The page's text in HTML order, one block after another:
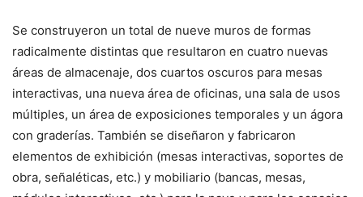
Se construyeron un total de nueve muros de formas
radicalmente distintas que resultaron en cuatro nuevas
áreas de almacenaje, dos cuartos oscuros para mesas
interactivas, una nueva área de oficinas, una sala de usos
múltiples, un área de exposiciones temporales y un ágora
con graderías. También se diseñaron y fabricaron
elementos de exhibición (mesas interactivas, soportes de
obra, señaléticas, etc.) y mobiliario (bancas, mesas,